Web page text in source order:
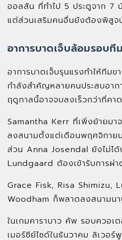
ออลสัน ที่ทำไป 5 ประตูจาก 7
แต่ส่วนเสริมคนอื่นยังต้องพิสูจ
อาการบาดเจ็บล้อมรอบทีม
อาการบาดเจ็บรุนแรงทำให้ทีม
กำลังสำคัญหลายคนประสบอา
ฤดูกาลนี้อาจจบลงเร็วกว่าที่คาด
Samantha Kerr ที่เพิ่งย้ายมา
ลงสนามตั้งแต่เดือนพฤศจิกาย
ส่วน Anna Josendal ยังไม่ได้
Lundgaard ต้องเข้ารับการผ่
Grace Fisk, Risa Shimizu,
Woodham ก็พลาดลงสนามน
ในเกมคาราบาว คัพ รอบควอเ
เมอร์ซีย์ไซด์ในธันวาคม ลิเวอ